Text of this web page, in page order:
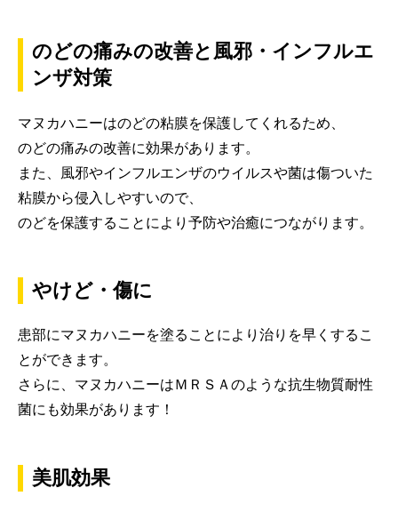
のどの痛みの改善と風邪・インフルエ
ンザ対策
マヌカハニーはのどの粘膜を保護してくれるため、
のどの痛みの改善に効果があります。
また、風邪やインフルエンザのウイルスや菌は傷ついた
粘膜から侵入しやすいので、
のどを保護することにより予防や治癒につながります。
やけど・傷に
患部にマヌカハニーを塗ることにより治りを早くするこ
とができます。
さらに、マヌカハニーはＭＲＳＡのような抗生物質耐性
菌にも効果があります！
美肌効果